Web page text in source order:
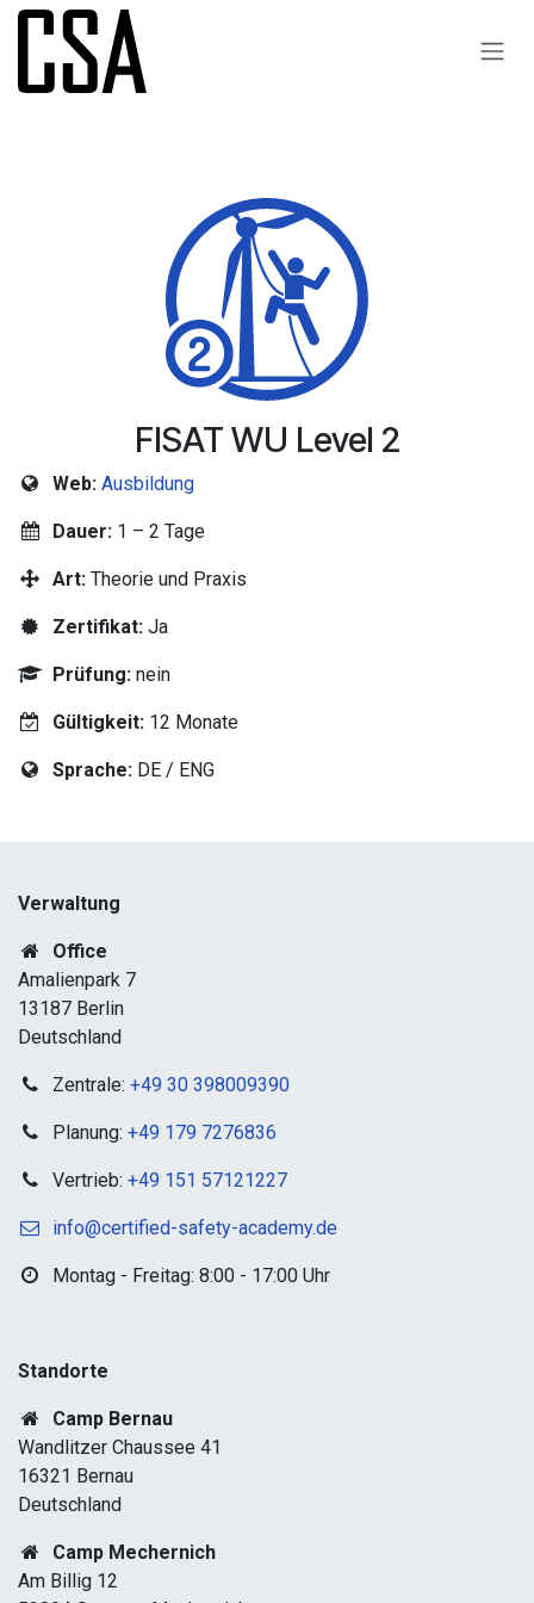
Zum Inhalt springen
FISAT WU Level 2
Web: Ausbildung
Dauer: 1 – 2 Tage
Art: Theorie und Praxis
Zertifikat: Ja
Prüfung: nein
Gültigkeit:12 Monate
Sprache:DE / ENG
Verwaltung
Office
Amalienpark 7
13187 Berlin
Deutschland
Zentrale: +49 30 398009390
Planung: +49 179 7276836
Vertrieb: +49 151 57121227
info@certified-safety-academy.de
Montag - Freitag: 8:00 - 17:00 Uhr
Standorte​
Camp Bernau
Wandlitzer Chaussee 41
16321 Bernau
Deutschland
Camp Mechernich
Am Billig 12